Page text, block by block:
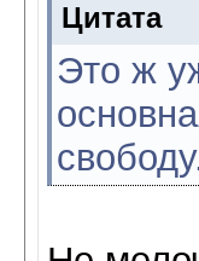
Цитата
Это ж